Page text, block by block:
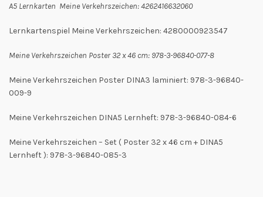
A5 Lernkarten Meine Verkehrszeichen: 4262416632060
Lernkartenspiel Meine Verkehrszeichen: 4280000923547
Meine Verkehrszeichen Poster 32 x 46 cm: 978-3-96840-077-8
Meine Verkehrszeichen Poster DINA3 laminiert: 978-3-96840-
009-9
Meine Verkehrszeichen DINA5 Lernheft: 978-3-96840-084-6
Meine Verkehrszeichen – Set ( Poster 32 x 46 cm + DINA5
Lernheft ): 978-3-96840-085-3